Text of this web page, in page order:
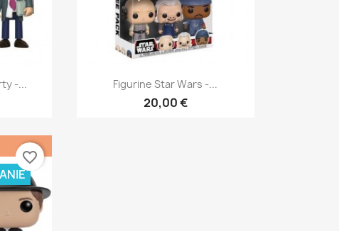
-... Szybki podgląd
Figurine Star Wars -...
20,00 €
favorite_border